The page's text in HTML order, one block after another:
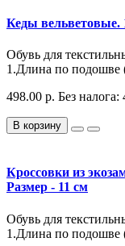
Кеды
Обувь для
1.Длина по подошве
498.00 р. Без налога:
В корзину
Кроссовки из
Размер - 11 см
Обувь для
1.Длина по подошве